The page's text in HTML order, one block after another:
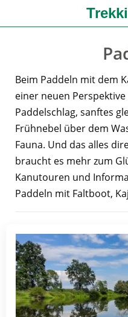
Beim Paddeln mit dem
einer neuen
Paddelschlag, sanftes
Frühnebel über dem
Fauna. Und das alles
braucht es mehr zum
Kanutouren und
Paddeln mit Faltboot,